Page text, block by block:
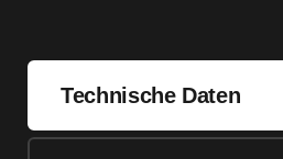
Technische Daten